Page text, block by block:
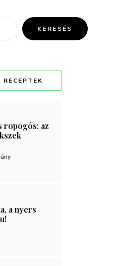
KERESÉS
ropogós: az
a nyers